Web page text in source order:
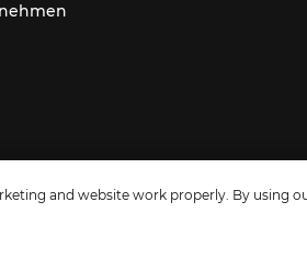
and website work properly. By using